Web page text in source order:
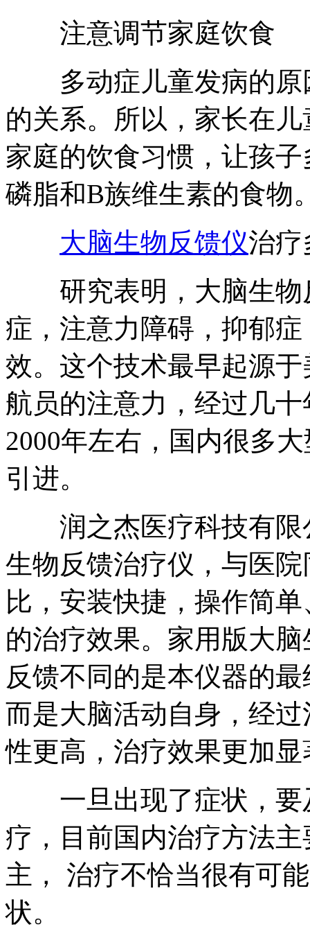
注意调节家庭饮食
多动症儿童发病的原
的关系。所以，家长在
家庭的饮食习惯，让孩
磷脂和B族维生素的食物
大脑生物反馈仪治疗
研究表明，大脑生物
症，注意力障碍，抑郁
效。这个技术最早起源
航员的注意力，经过几
2000年左右，国内很多
引进。
润之杰医疗科技有限
生物反馈治疗仪，与医
比，安装快捷，操作简
的治疗效果。家用版大
反馈不同的是本仪器的
而是大脑活动自身，经
性更高，治疗效果更加显
一旦出现了症状，要
疗，目前国内治疗方法
主， 治疗不恰当很有可
状。